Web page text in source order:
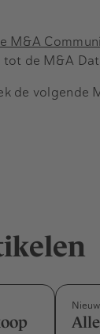
M&A
de M&A
de volgende